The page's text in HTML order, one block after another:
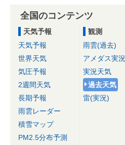
全国のコンテンツ
天気予報
天気予報
世界天気
気圧予報
2週間天気
長期予報
雨雲レーダー
積雪マップ
PM2.5分布予測
観測
雨雲(過去)
アメダス実況
実況天気
過去天気
雷(実況)